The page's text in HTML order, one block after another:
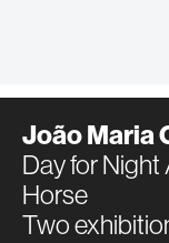
João Maria
Day for
Horse
Two